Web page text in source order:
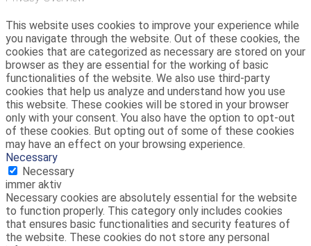
This website uses cookies to improve your experience while
you navigate through the website. Out of these cookies, the
cookies that are categorized as necessary are stored on your
browser as they are essential for the working of basic
functionalities of the website. We also use third-party
cookies that help us analyze and understand how you use
this website. These cookies will be stored in your browser
only with your consent. You also have the option to opt-out
of these cookies. But opting out of some of these cookies
may have an effect on your browsing experience.
Necessary
Necessary
immer aktiv
Necessary cookies are absolutely essential for the website
to function properly. This category only includes cookies
that ensures basic functionalities and security features of
the website. These cookies do not store any personal